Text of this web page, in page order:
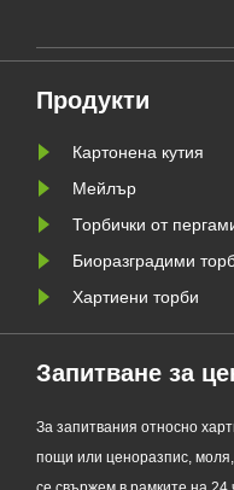
да
Продукти
Картонена кутия
Мейлър
Торбички от
Биоразградими
Хартиени торби
Запитване за
За запитвания относно
пощи или ценоразпис,